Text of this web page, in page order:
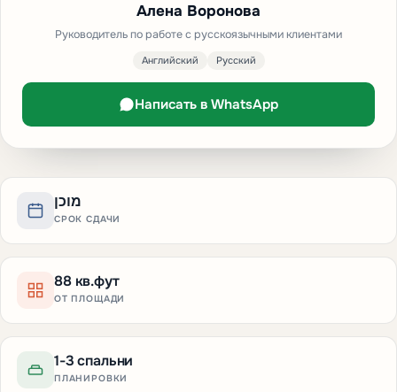
מוכן
СРОК СДАЧИ
88 кв.фут
ОТ ПЛОЩАДИ
1-3 спальни
ПЛАНИРОВКИ
Алена Воронова
Руководитель по работе с русскоязычными клиентами
Английский Русский
Написать в WhatsApp